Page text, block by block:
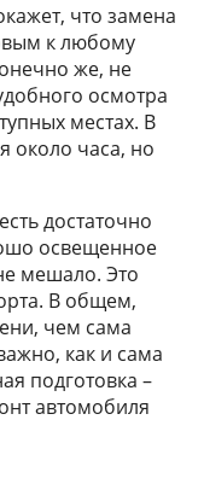
что замена
к любому
же, не
осмотра
местах. В
около часа, но
достаточно
освещенное
мешало. Это
В общем,
чем сама
как и сама
подготовка –
автомобиля